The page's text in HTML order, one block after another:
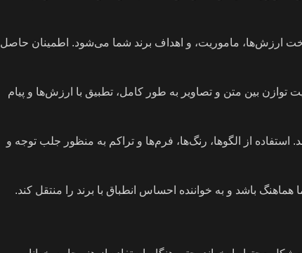
ارزش‌ها، ماموریت، و اهداف برند شما می‌شود. اطمینان حاصل
بین متن و تصاویر به طور کامل، تطبیق با ارزش‌ها و پیام
از الگوها، رنگ‌ها، فرم‌ها و تراکم به منظور جلب توجه و
باشد و به خواننده احساس انطباق با برند را منتقل کند.